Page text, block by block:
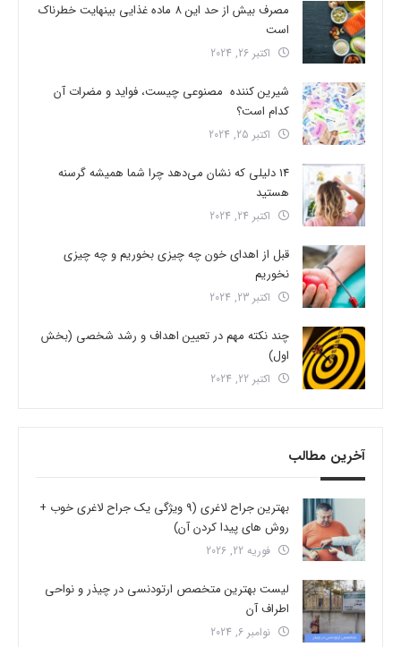
مصرف بیش از حد این 8 ماده غذایی بینهایت خطرناک
است
اکتبر 26, 2024
شیرین کننده مصنوعی چیست، فواید و مضرات آن
کدام است؟
اکتبر 25, 2024
14 دلیلی که نشان می‌دهد چرا شما همیشه گرسنه
هستید
اکتبر 24, 2024
قبل از اهدای خون چه چیزی بخوریم و چه چیزی
نخوریم
اکتبر 23, 2024
چند نکته مهم در تعیین اهداف و رشد شخصی (بخش
اول)
اکتبر 22, 2024
آخرین مطالب
بهترین جراح لاغری (9 ویژگی یک جراح لاغری خوب +
روش های پیدا کردن آن)
فوریه 22, 2026
لیست بهترین متخصص ارتودنسی در چیذر و نواحی
اطراف آن
نوامبر 6, 2024